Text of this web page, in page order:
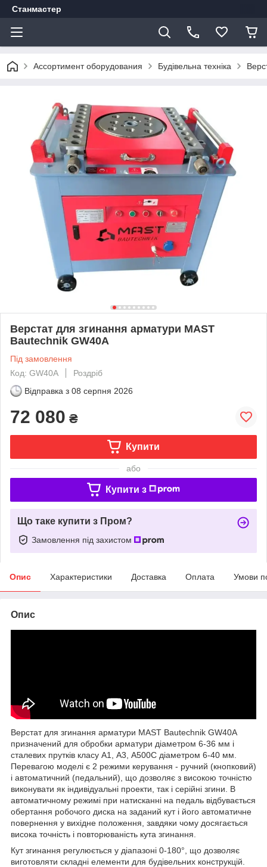
Станмастер
Ассортимент оборудования Будівельна техніка
Верстат для згинання арматури MAST
Bautechnik GW40A
Під замовлення
Код: GW40A
Роздріб
Відправка з 08 серпня 2026
72 080 ₴
Купити
або
Купити з
Що таке купити з Пром?
Замовлення під захистом
Опис Характеристики Доставка Оплата Умови
Опис
Верстат для згинання арматури MAST Bautechnik GW40A
призначений для обробки арматури діаметром 6-36 мм і
сталевих прутків класу А1, А3, А500С діаметром 6-40 мм.
Перевагою моделі є 2 режими керування - ручний (кнопковий)
і автоматичний (педальний), що дозволяє з високою точністю
виконувати як індивідуальні проекти, так і серійні згини. В
автоматичному режимі при натисканні на педаль відбувається
обертання робочого диска на заданий кут і його автоматичне
повернення у вихідне положення, завдяки чому досягається
висока точність і повторюваність кута згинання.
Кут згинання регулюється у діапазоні 0-180°, що дозволяє
виготовляти складні елементи для будівельних конструкцій.